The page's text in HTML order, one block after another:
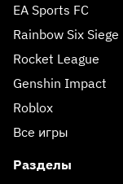
EA Sports FC
Rainbow Six Siege
Rocket League
Genshin Impact
Roblox
Все игры
Разделы